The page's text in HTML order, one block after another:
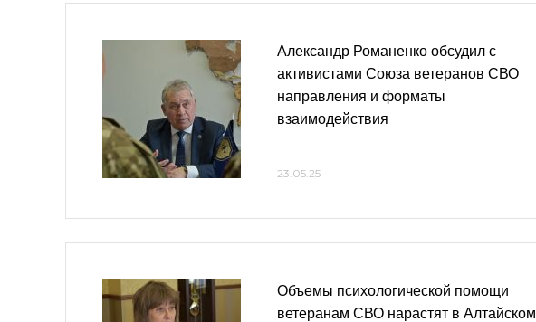
Александр Романенко обсудил с
активистами Союза ветеранов СВО
направления и форматы
взаимодействия
23.05.25
Объемы психологической помощи
ветеранам СВО нарастят в Алтайском